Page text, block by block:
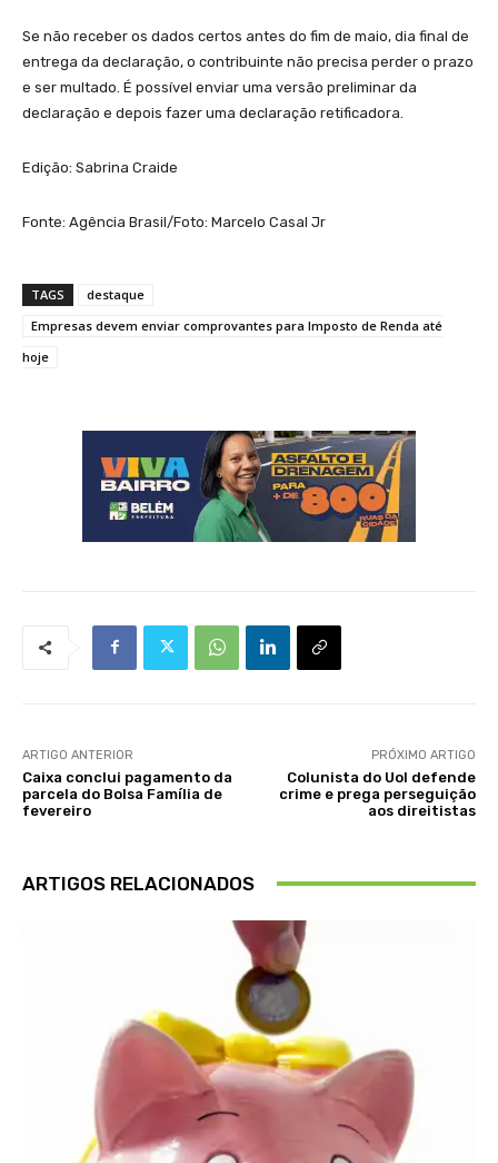
Se não receber os dados certos antes do fim de maio, dia final de
entrega da declaração, o contribuinte não precisa perder o prazo
e ser multado. É possível enviar uma versão preliminar da
declaração e depois fazer uma declaração retificadora.
Edição: Sabrina Craide
Fonte: Agência Brasil/Foto: Marcelo Casal Jr
TAGS
destaque
Empresas devem enviar comprovantes para Imposto de Renda até
hoje
ARTIGO ANTERIOR
Caixa conclui pagamento da
parcela do Bolsa Família de
fevereiro
PRÓXIMO ARTIGO
Colunista do Uol defende
crime e prega perseguição
aos direitistas
ARTIGOS RELACIONADOS